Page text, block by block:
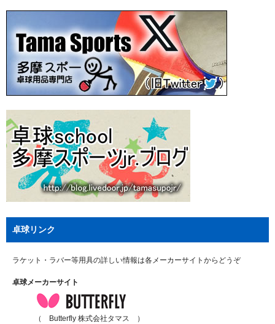
卓球リンク
ラケット・ラバー等用具の詳しい情報は各メーカーサイトからどうぞ
卓球メーカーサイト
（ Butterfly 株式会社タマス ）